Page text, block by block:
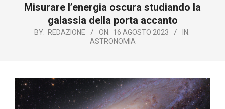
Misurare l’energia oscura studiando la
galassia della porta accanto
BY: REDAZIONE ON: 16 AGOSTO 2023
IN:
ASTRONOMIA